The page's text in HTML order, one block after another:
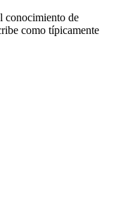
conocimiento de
como típicamente